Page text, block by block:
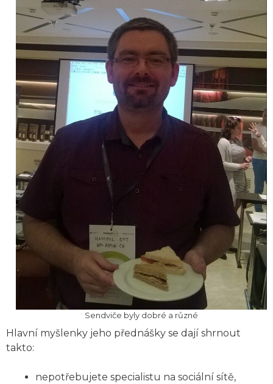
Sendviče byly dobré a různé
Hlavní myšlenky jeho přednášky se dají shrnout
takto:
nepotřebujete specialistu na sociální sítě,